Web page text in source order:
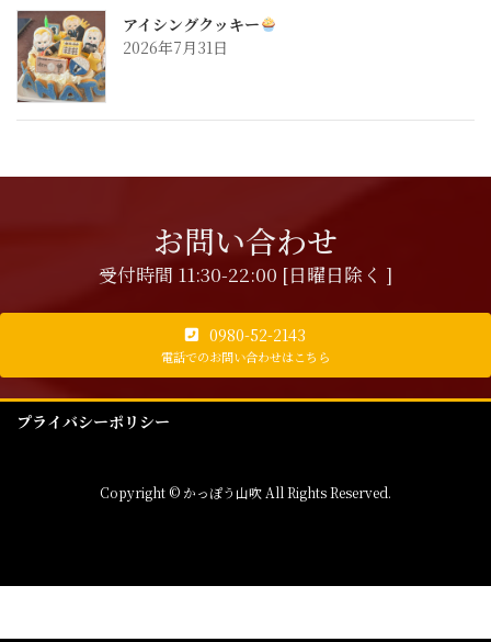
アイシングクッキー
2026年7月31日
お問い合わせ
受付時間 11:30-22:00 [日曜日除く ]
0980-52-2143
電話でのお問い合わせはこちら
プライバシーポリシー
Copyright © かっぽう山吹 All Rights Reserved.